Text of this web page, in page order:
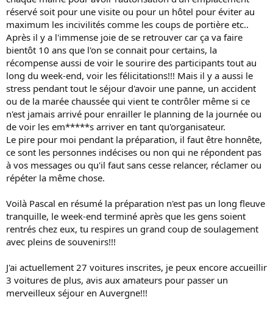
réservé soit pour une visite ou pour un hôtel pour éviter au
maximum les incivilités comme les coups de portière etc..
Après il y a l'immense joie de se retrouver car ça va faire
bientôt 10 ans que l'on se connait pour certains, la
récompense aussi de voir le sourire des participants tout au
long du week-end, voir les félicitations!!! Mais il y a aussi le
stress pendant tout le séjour d'avoir une panne, un accident
ou de la marée chaussée qui vient te contrôler même si ce
n'est jamais arrivé pour enrailler le planning de la journée ou
de voir les em*****s arriver en tant qu'organisateur.
Le pire pour moi pendant la préparation, il faut être honnête,
ce sont les personnes indécises ou non qui ne répondent pas
à vos messages ou qu'il faut sans cesse relancer, réclamer ou
répéter la même chose.
Voilà Pascal en résumé la préparation n'est pas un long fleuve
tranquille, le week-end terminé après que les gens soient
rentrés chez eux, tu respires un grand coup de soulagement
avec pleins de souvenirs!!!
J'ai actuellement 27 voitures inscrites, je peux encore accueillir
3 voitures de plus, avis aux amateurs pour passer un
merveilleux séjour en Auvergne!!!